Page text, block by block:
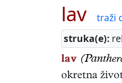
lav
traži
struka(e):
lav
okretna